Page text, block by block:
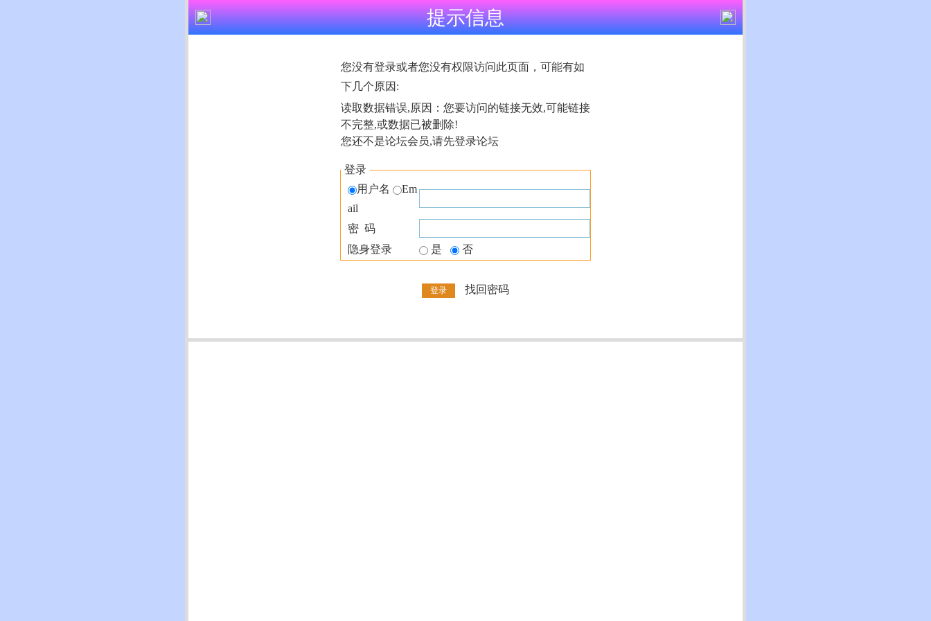
提示信息
您没有登录或者您没有权限访问此页面，可能有如
下几个原因:
读取数据错误,原因：您要访问的链接无效,可能链接
不完整,或数据已被删除!
您还不是论坛会员,请先登录论坛
登录
用户名
Em
ail
密 码
隐身登录
是 否
找回密码